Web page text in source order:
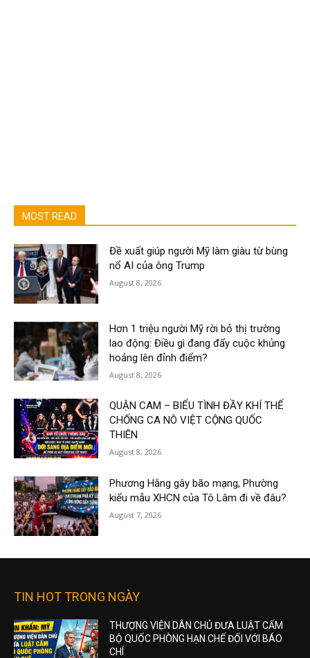
MOST READ
Đề xuất giúp người Mỹ làm giàu từ bùng
nổ AI của ông Trump
August 8, 2026
Hơn 1 triệu người Mỹ rời bỏ thị trường
lao động: Điều gì đang đẩy cuộc khủng
hoảng lên đỉnh điểm?
August 8, 2026
QUẬN CAM – BIỂU TÌNH ĐẦY KHÍ THẾ
CHỐNG CA NÔ VIỆT CỘNG QUỐC
THIÊN
August 8, 2026
Phương Hằng gây bão mạng, Phường
kiểu mẫu XHCN của Tô Lâm đi về đâu?
August 7, 2026
TIN HOT TRONG NGÀY
THƯỢNG VIỆN DÂN CHỦ ĐƯA LUẬT CẤM
BỘ QUỐC PHÒNG HẠN CHẾ ĐỐI VỚI BÁO
CHÍ